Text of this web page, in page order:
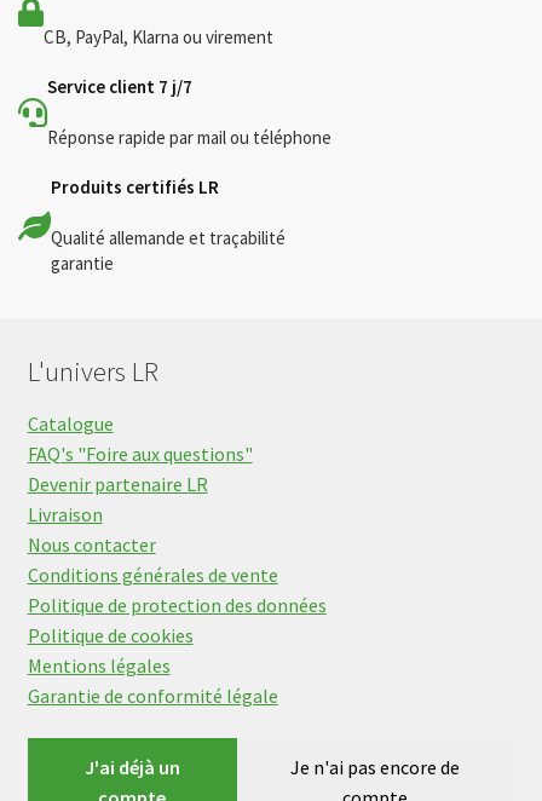
CB, PayPal, Klarna ou virement
Service client 7 j/7
Réponse rapide par mail ou téléphone
Produits certifiés LR
Qualité allemande et traçabilité
garantie
L'univers LR
Catalogue
FAQ's "Foire aux questions"
Devenir partenaire LR
Livraison
Nous contacter
Conditions générales de vente
Politique de protection des données
Politique de cookies
Mentions légales
Garantie de conformité légale
J'ai déjà un
Je n'ai pas encore de